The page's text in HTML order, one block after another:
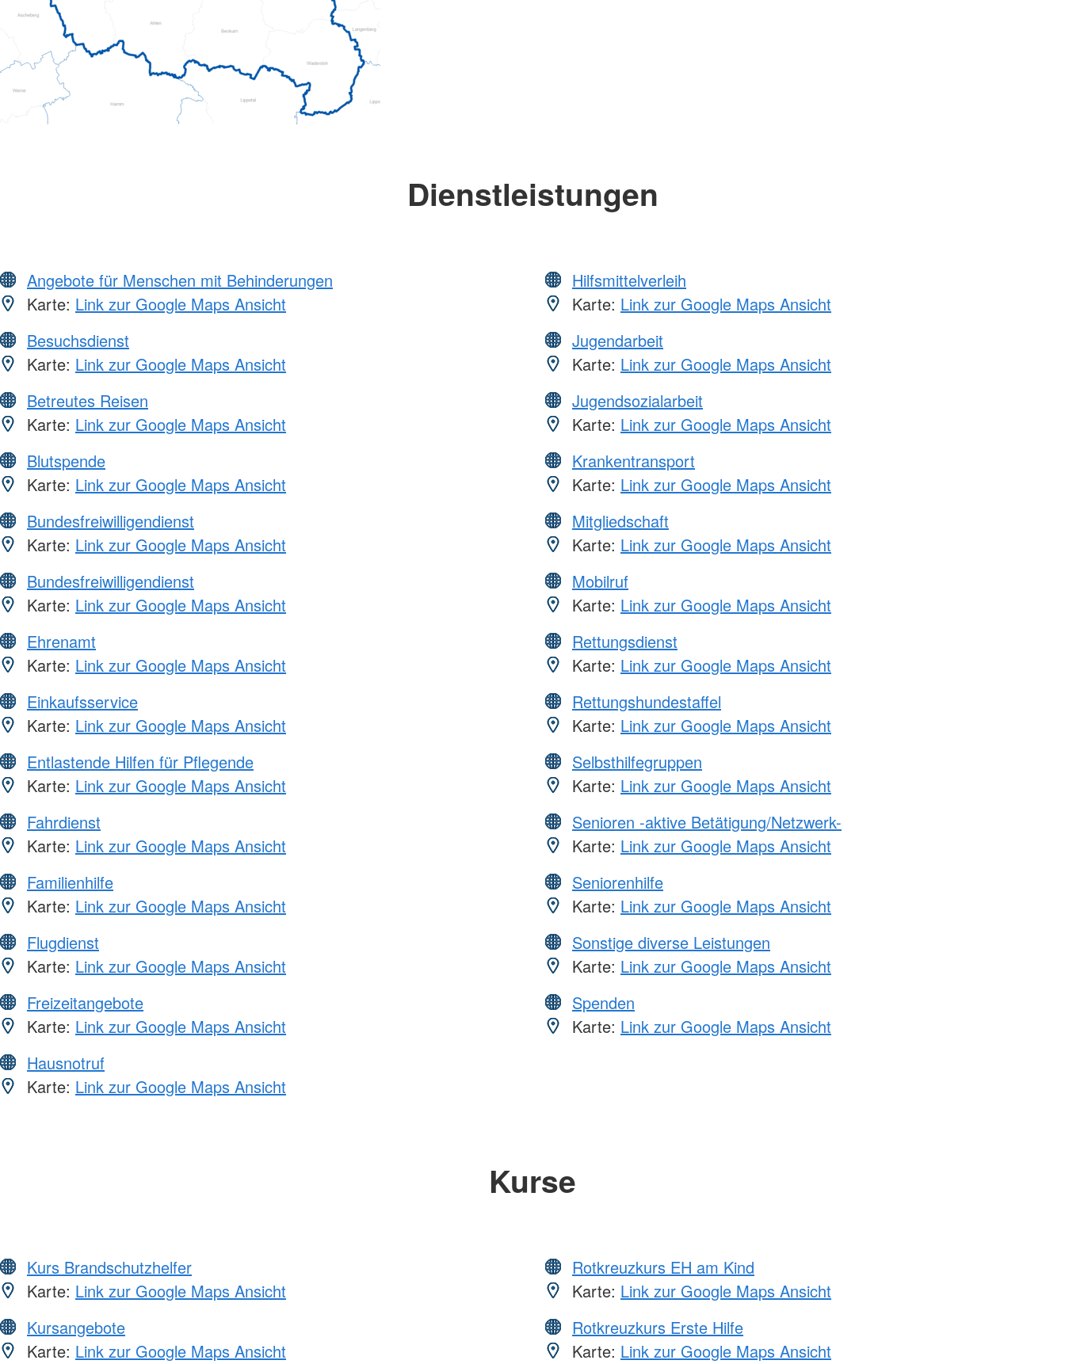
Dienstleistungen
Angebote für Menschen mit Behinderungen
Karte: Link zur Google Maps Ansicht
Besuchsdienst
Karte: Link zur Google Maps Ansicht
Betreutes Reisen
Karte: Link zur Google Maps Ansicht
Blutspende
Karte: Link zur Google Maps Ansicht
Bundesfreiwilligendienst
Karte: Link zur Google Maps Ansicht
Bundesfreiwilligendienst
Karte: Link zur Google Maps Ansicht
Ehrenamt
Karte: Link zur Google Maps Ansicht
Einkaufsservice
Karte: Link zur Google Maps Ansicht
Entlastende Hilfen für Pflegende
Karte: Link zur Google Maps Ansicht
Fahrdienst
Karte: Link zur Google Maps Ansicht
Familienhilfe
Karte: Link zur Google Maps Ansicht
Flugdienst
Karte: Link zur Google Maps Ansicht
Freizeitangebote
Karte: Link zur Google Maps Ansicht
Hausnotruf
Karte: Link zur Google Maps Ansicht
Hilfsmittelverleih
Karte: Link zur Google Maps Ansicht
Jugendarbeit
Karte: Link zur Google Maps Ansicht
Jugendsozialarbeit
Karte: Link zur Google Maps Ansicht
Krankentransport
Karte: Link zur Google Maps Ansicht
Mitgliedschaft
Karte: Link zur Google Maps Ansicht
Mobilruf
Karte: Link zur Google Maps Ansicht
Rettungsdienst
Karte: Link zur Google Maps Ansicht
Rettungshundestaffel
Karte: Link zur Google Maps Ansicht
Selbsthilfegruppen
Karte: Link zur Google Maps Ansicht
Senioren -aktive Betätigung/Netzwerk-
Karte: Link zur Google Maps Ansicht
Seniorenhilfe
Karte: Link zur Google Maps Ansicht
Sonstige diverse Leistungen
Karte: Link zur Google Maps Ansicht
Spenden
Karte: Link zur Google Maps Ansicht
Kurse
Kurs Brandschutzhelfer
Karte: Link zur Google Maps Ansicht
Kursangebote
Karte: Link zur Google Maps Ansicht
Rotkreuzkurs EH am Kind
Karte: Link zur Google Maps Ansicht
Rotkreuzkurs Erste Hilfe
Karte: Link zur Google Maps Ansicht